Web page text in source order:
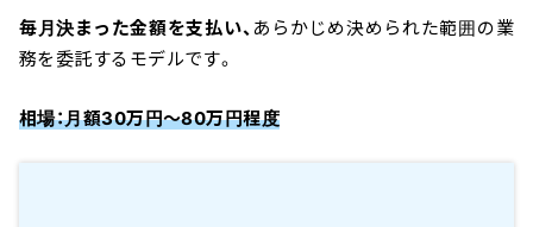
毎月決まった金額を支払い、 あらかじめ決められた範囲の業
務を委託するモデルです。
相場：月額30万円〜80万円程度